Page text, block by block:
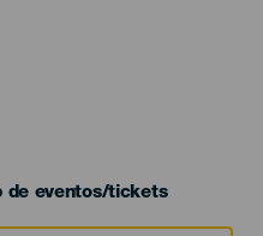
de eventos/tickets